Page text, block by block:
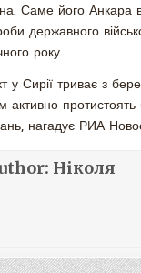
Саме його Анкара
державного
року.
у Сирії триває з
активно протистоять
нагадує РИА
Ніколя